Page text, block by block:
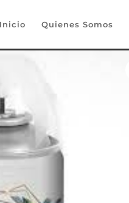
Inicio Quienes Somos